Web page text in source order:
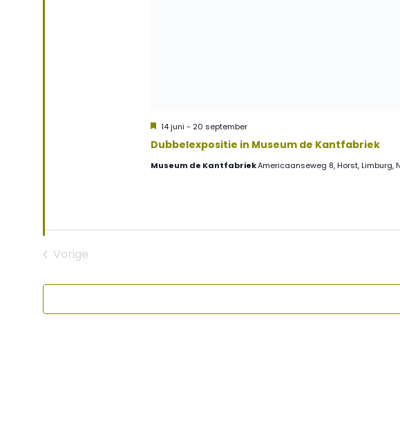
Dubbelexpositie in Museum de Kantfabriek
Uitgelicht
14 juni - 20 september
Museum de KantfabriekAmericaanseweg 8, Horst, Limburg,
Vorige